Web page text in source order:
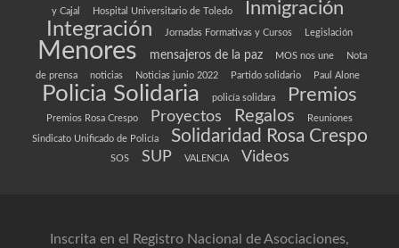
y Cajal Hospital Universitario de Toledo Inmigración
Integración Jornadas Formativas y Cursos Legislación
Menores mensajeros de la paz MOS nos une
Nota
de prensa
noticias Noticias junio 2022 Partido solidario Paul Alone
Policia Solidaria policía solidara Premios
Premios Rosa Crespo Proyectos Regalos Reuniones
Sindicato Unificado de Policía Solidaridad Rosa Crespo
SOS SUP VALENCIA Videos
Inscrita en el Registro Nacional de Asociaciones,